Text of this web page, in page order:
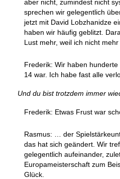
aber nicht, zumindest nicht
sprechen wir gelegentlich
jetzt mit David Lobzhanidze
haben wir häufig geblitzt.
Lust mehr, weil ich nicht mehr
Frederik: Wir haben hunderte
14 war. Ich habe fast alle
Und du bist trotzdem immer
Frederik: Etwas Frust war
Rasmus: … der
das hat sich geändert. Wir
gelegentlich aufeinander,
Europameisterschaft zum
Glück.